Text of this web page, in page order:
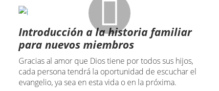
Introducción a la historia familiar
para nuevos miembros
Gracias al amor que Dios tiene por todos sus hijos,
cada persona tendrá la oportunidad de escuchar el
evangelio, ya sea en esta vida o en la próxima.